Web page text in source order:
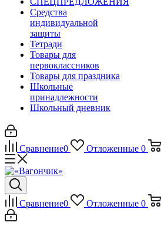
Средства
индивидуальной
защиты
Тетради
Товары для
первоклассников
Товары для праздника
Школьные
принадлежности
Школьный дневник
Сравнение0 Отложенные 0
Сравнение0 Отложенные 0